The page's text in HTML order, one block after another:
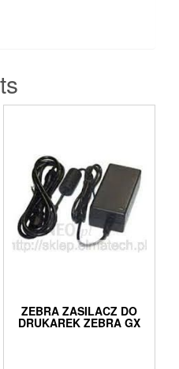
ZEBRA ZASILACZ DO
DRUKAREK ZEBRA GX